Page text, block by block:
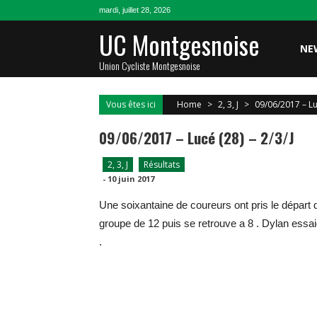
mardi, juillet 28, 2026
UC Montgesnoise
Union Cycliste Montgesnoise
Vous êtes ici Home > 2, 3, J > 09/06/2017 –
09/06/2017 – Lucé (28) – 2/3/j
2, 3, J Résultats
- 10 juin 2017
Une soixantaine de coureurs ont pris le
groupe de 12 puis se retrouve a 8 . Dylan
.